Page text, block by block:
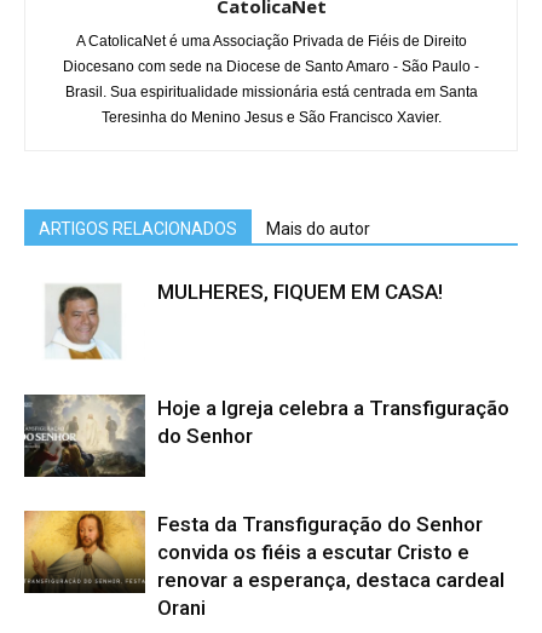
CatolicaNet
A CatolicaNet é uma Associação Privada de Fiéis de Direito
Diocesano com sede na Diocese de Santo Amaro - São Paulo -
Brasil. Sua espiritualidade missionária está centrada em Santa
Teresinha do Menino Jesus e São Francisco Xavier.
ARTIGOS RELACIONADOS Mais do autor
MULHERES, FIQUEM EM CASA!
Hoje a Igreja celebra a Transfiguração
do Senhor
Festa da Transfiguração do Senhor
convida os fiéis a escutar Cristo e
renovar a esperança, destaca cardeal
Orani